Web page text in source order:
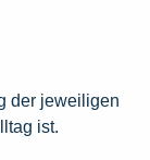
der jeweiligen
ist.